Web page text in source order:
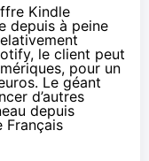
Kindle
depuis à peine
le client peut
pour un
Le géant
d’autres
depuis
Français